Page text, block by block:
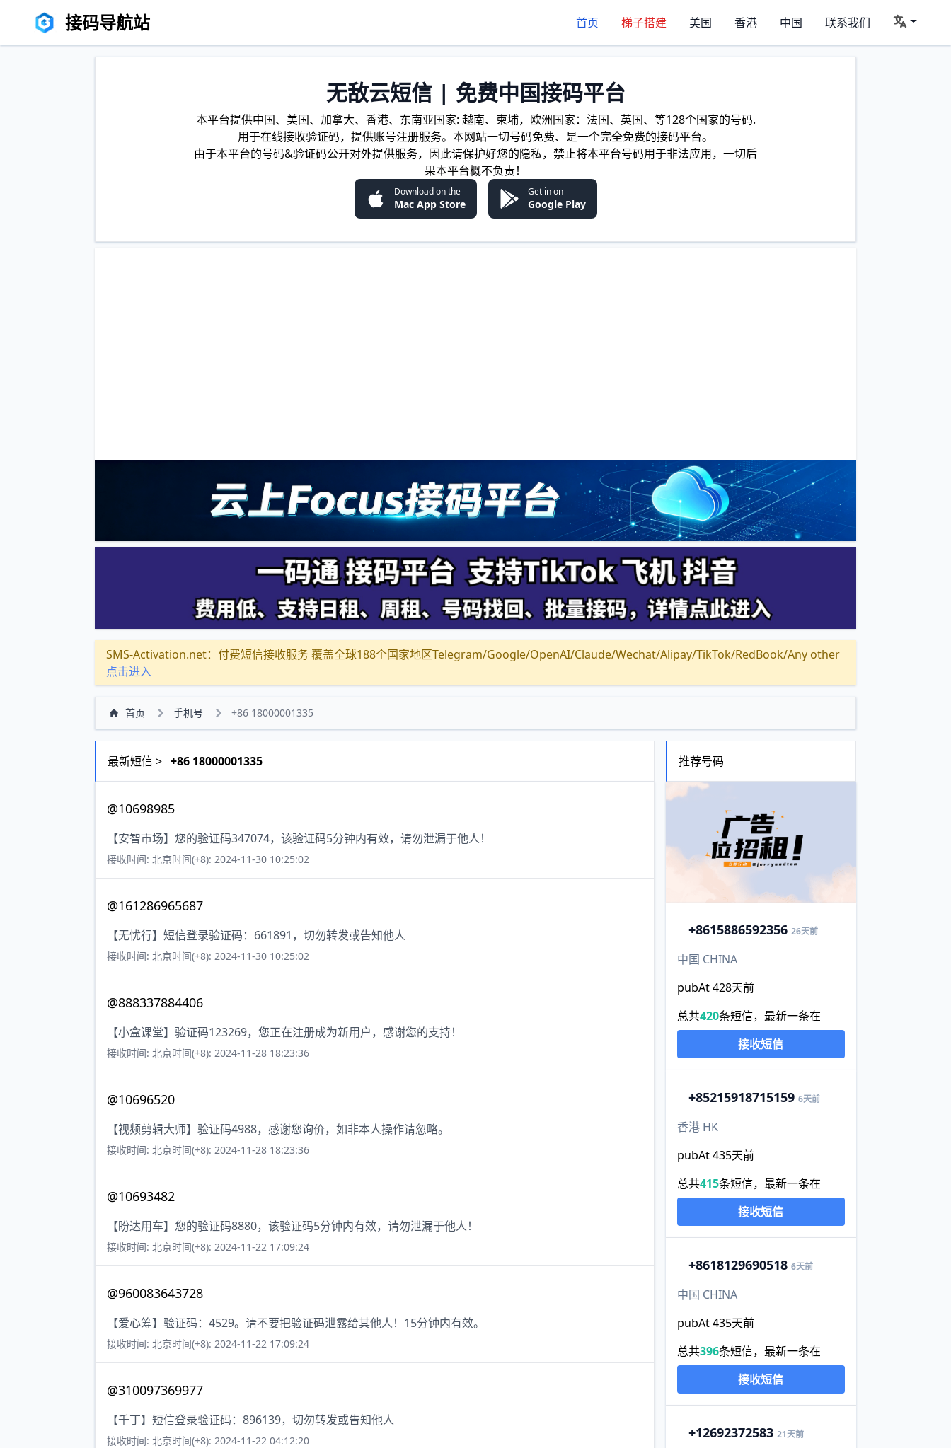
接码导航站 首页 梯子搭建 美国 香港 中国 联系我们
无敌云短信 | 免费中国接码平台
本平台提供中国、美国、加拿大、香港、东南亚国家: 越南、柬埔，欧洲国家：法国、英国、等128个国家的号码.
用于在线接收验证码，提供账号注册服务。本网站一切号码免费、是一个完全免费的接码平台。
由于本平台的号码&验证码公开对外提供服务，因此请保护好您的隐私，禁止将本平台号码用于非法应用，一切后
果本平台概不负责！
Download on the
Mac App Store
Get in on
Google Play
SMS-Activation.net：付费短信接收服务 覆盖全球188个国家地区Telegram/Google/OpenAI/Claude/Wechat/Alipay/TikTok/RedBook/Any other
点击进入
首页 手机号 +86 18000001335
最新短信 > +86 18000001335
@10698985
【安智市场】您的验证码347074，该验证码5分钟内有效，请勿泄漏于他人！
接收时间: 北京时间(+8): 2024-11-30 10:25:02
@161286965687
【无忧行】短信登录验证码：661891，切勿转发或告知他人
接收时间: 北京时间(+8): 2024-11-30 10:25:02
@888337884406
【小盒课堂】验证码123269，您正在注册成为新用户，感谢您的支持！
接收时间: 北京时间(+8): 2024-11-28 18:23:36
@10696520
【视频剪辑大师】验证码4988，感谢您询价，如非本人操作请忽略。
接收时间: 北京时间(+8): 2024-11-28 18:23:36
@10693482
【盼达用车】您的验证码8880，该验证码5分钟内有效，请勿泄漏于他人！
接收时间: 北京时间(+8): 2024-11-22 17:09:24
@960083643728
【爱心筹】验证码：4529。请不要把验证码泄露给其他人！15分钟内有效。
接收时间: 北京时间(+8): 2024-11-22 17:09:24
@310097369977
【千丁】短信登录验证码：896139，切勿转发或告知他人
接收时间: 北京时间(+8): 2024-11-22 04:12:20
推荐号码
+8615886592356 26天前
中国 CHINA
pubAt 428天前
总共420条短信，最新一条在
接收短信
+85215918715159 6天前
香港 HK
pubAt 435天前
总共415条短信，最新一条在
接收短信
+8618129690518 6天前
中国 CHINA
pubAt 435天前
总共396条短信，最新一条在
接收短信
+12692372583 21天前